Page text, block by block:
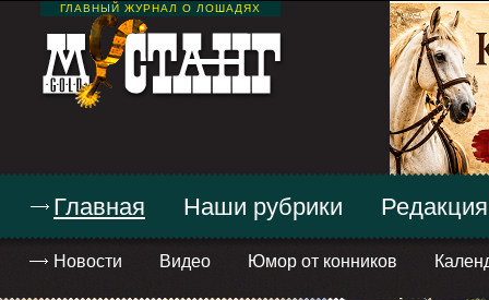
ГЛАВНЫЙ ЖУРНАЛ О ЛОШАДЯХ
Главная
Новости Видео Юмор от конников
Наши рубрики Редакция